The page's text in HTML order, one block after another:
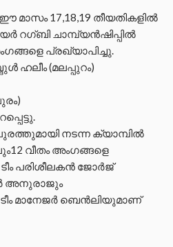
മാസം 17,18,19 തീയതികളിൽ
റഗ്ബി ചാമ്പ്യൻഷിപ്പിൽ
പ്രഖ്യാപിച്ചു.
ഹലീം (മലപ്പുറം)
നടന്ന ക്യാമ്പിൽ
വീതം അംഗങ്ങളെ
പരിശീലകൻ ജോർജ്
അനുരാജും
മാനേജർ ബെൻലിയുമാണ്